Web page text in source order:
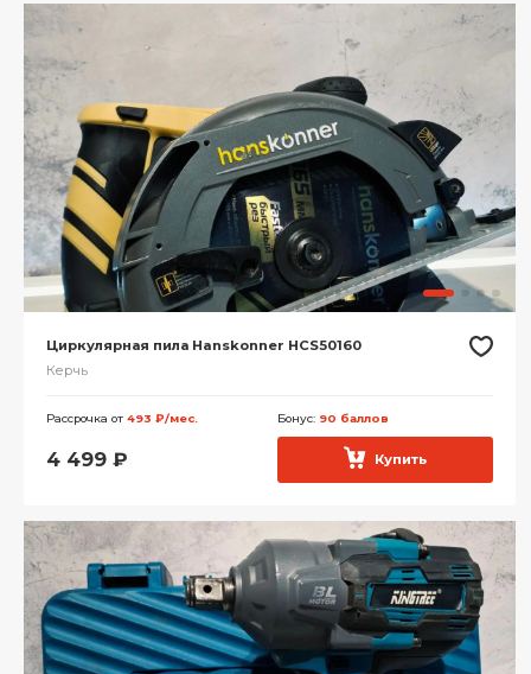
Циркулярная пила Hanskonner HCS50160
Керчь
Рассрочка от 493 ₽/мес. Бонус: 90 баллов
4 499 ₽ Купить